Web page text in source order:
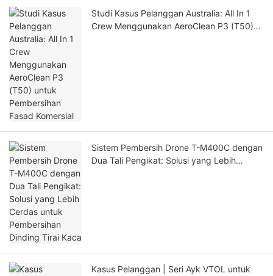
Studi Kasus Pelanggan Australia: All In 1
Crew Menggunakan AeroClean P3 (T50)
Sistem Pembersih Drone T-M400C dengan
Dua Tali Pengikat: Solusi yang Lebih
Kasus Pelanggan | Seri Ayk VTOL untuk